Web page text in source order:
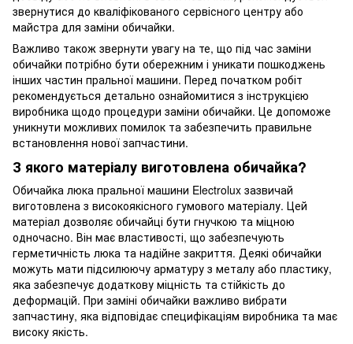
звернутися до кваліфікованого сервісного центру або
майстра для заміни обичайки.
Важливо також звернути увагу на те, що під час заміни
обичайки потрібно бути обережним і уникати пошкоджень
інших частин пральної машини. Перед початком робіт
рекомендується детально ознайомитися з інструкцією
виробника щодо процедури заміни обичайки. Це допоможе
уникнути можливих помилок та забезпечить правильне
встановлення нової запчастини.
З якого матеріалу виготовлена обичайка?
Обичайка люка пральної машини Electrolux зазвичай
виготовлена з високоякісного гумового матеріалу. Цей
матеріал дозволяє обичайці бути гнучкою та міцною
одночасно. Він має властивості, що забезпечують
герметичність люка та надійне закриття. Деякі обичайки
можуть мати підсилюючу арматуру з металу або пластику,
яка забезпечує додаткову міцність та стійкість до
деформацій. При заміні обичайки важливо вибрати
запчастину, яка відповідає специфікаціям виробника та має
високу якість.